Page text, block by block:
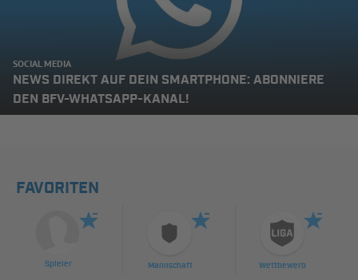
SOCIAL MEDIA
NEWS DIREKT AUF DEIN SMARTPHONE: ABONNIERE
DEN BFV-WHATSAPP-KANAL!
FAVORITEN
Spieler Mannschaft Wettbewerb